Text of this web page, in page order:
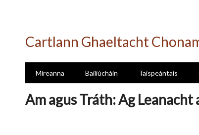
Cartlann Ghaeltacht
Míreanna Bailiúcháin Taispeántais
Am agus Tráth: Ag Leanacht